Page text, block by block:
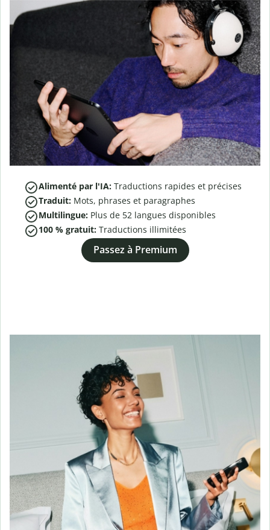
Alimenté par l'IA: Traductions rapides et précises
Traduit: Mots, phrases et paragraphes
Multilingue: Plus de 52 langues disponibles
100 % gratuit: Traductions illimitées
Passez à Premium